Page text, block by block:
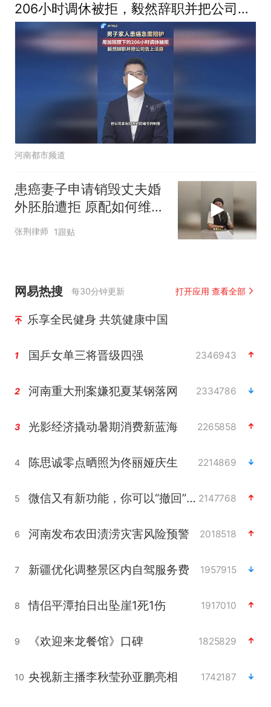
206小时调休被拒，毅然辞职并把公司告
上法庭 #陪护 #调休 #加班
河南都市频道
患癌妻子申请销毁丈夫婚
外胚胎遭拒 原配如何维
权？
张荆律师 1跟贴
网易热搜 每30分钟更新 打开应用 查看全部
乐享全民健身 共筑健康中国
1 国乒女单三将晋级四强 2346943
2 河南重大刑案嫌犯夏某钢落网 2334786
3 光影经济撬动暑期消费新蓝海 2265858
4 陈思诚零点晒照为佟丽娅庆生 2214869
5 微信又有新功能，你可以“撤回”你的撤回了！ 2147768
6 河南发布农田渍涝灾害风险预警 2018518
7 新疆优化调整景区内自驾服务费 1957915
8 情侣平潭拍日出坠崖1死1伤 1917010
9 《欢迎来龙餐馆》口碑 1825829
10 央视新主播李秋莹孙亚鹏亮相 1742187